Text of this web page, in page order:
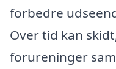
forbedre
Over tid kan
forureninger